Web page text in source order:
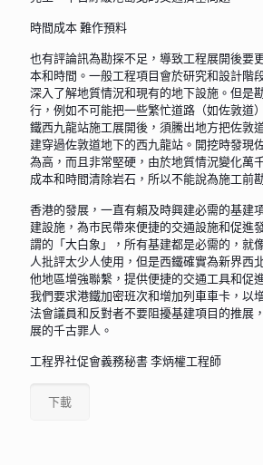
時間成本 難作預料
也有評論訊為勘探不足，導致工程展開後要
本和時間。一般工程項目會於研究和設計階
深入了解地質情況和現有的地下設施。但是
行，例如不可能把一些繁忙道路（如佐敦道
鐵西九龍站施工展開後，須騰出地方把佐敦
建穿過佐敦道地下的西九龍站。開挖時發現
為高，而且非常堅硬，由於地質情況變化萬
成本和時間清除岩石，所以不能說為施工前
香港的發展，一直有賴及時興建必需的基建
建設施，為市民帶來便捷的交通設施和促進
謂的「大白象」，所有基建都是必需的，就
人批評太少人使用，但是西鐵確實為新界西
他地區增強聯繫，提供便捷的交通工具和促
我們要求港鐵加密班次和增加列車車卡，以
法會議員和反對者不要阻擾基建項目的推展
展的千古罪人。
工程界社促會義務秘書 李炳權工程師
下載